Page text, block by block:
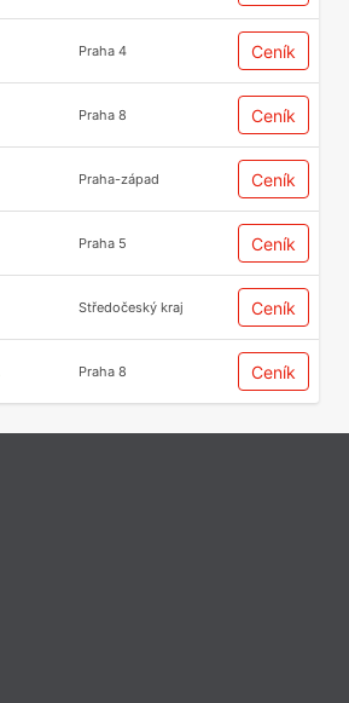
Praha 4 Ceník
Praha 8 Ceník
Praha-západ Ceník
Praha 5 Ceník
Středočeský kraj Ceník
Praha 8 Ceník